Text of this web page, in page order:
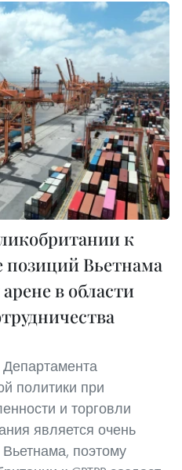
к
позиций Вьетнама
в области
Департамента
политики при
и торговли
является очень
поэтому